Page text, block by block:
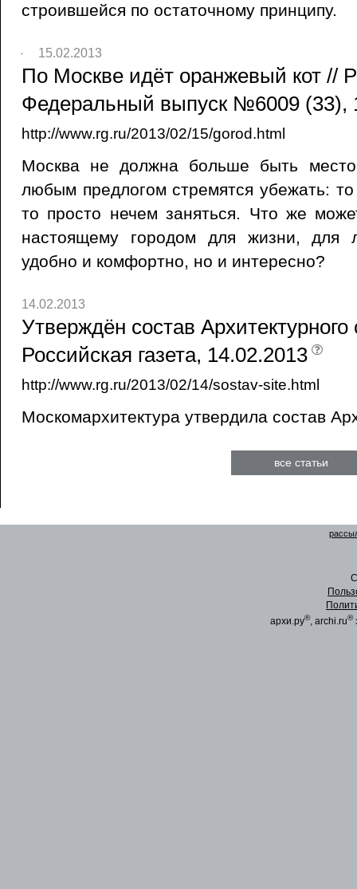
строившейся по остаточному принципу.
15.02.2013
По Москве идёт оранжевый кот //
Федеральный выпуск №6009 (33),
http://www.rg.ru/2013/02/15/gorod.html
Москва не должна больше быть
любым предлогом стремятся убежать:
то просто нечем заняться. Что же
настоящему городом для жизни, для
удобно и комфортно, но и интересно?
14.02.2013
Утверждён состав Архитектурного
Российская газета, 14.02.2013
http://www.rg.ru/2013/02/14/sostav-site.html
Москомархитектура утвердила состав
все статьи
архи.ру®, archi.ru®